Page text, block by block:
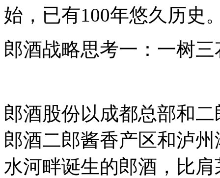
始，已有100年悠久历史
郎酒战略思考一：一树
郎酒股份以成都总部和
郎酒二郎酱香产区和泸
水河畔诞生的郎酒，比